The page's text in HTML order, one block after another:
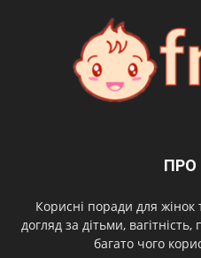
ПРО
Корисні поради для жінок
догляд за дітьми,
багато чого